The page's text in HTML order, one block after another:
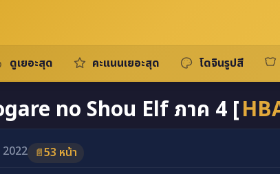
ดูเยอะสุด คะแนนเยอะสุด โดจินรูปสี
no Shou Elf ภาค 4 [
2022 📄53 หน้า